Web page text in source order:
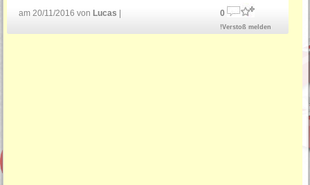
am 20/11/2016 von Lucas 0
!Verstoß melden